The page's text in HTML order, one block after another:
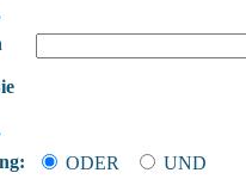
ODER
UND